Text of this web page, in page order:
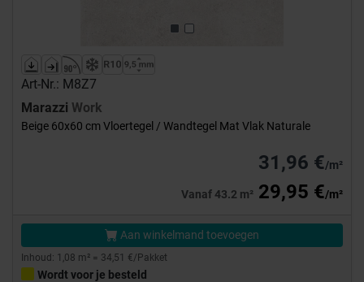
Art-Nr.: M8Z7
Marazzi Work
Beige 60x60 cm Vloertegel / Wandtegel Mat Vlak Naturale
31,96 €/m²
Vanaf 43.2 m² 29,95 €/m²
Aan winkelmand toevoegen
Inhoud: 1,08 m² = 34,51 €/Pakket
Wordt voor je besteld